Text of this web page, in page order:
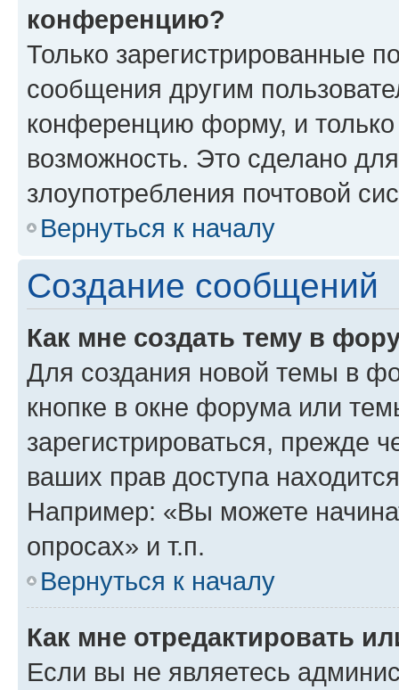
конференцию?
Только зарегистрированные
сообщения другим
конференцию форму, и
возможность. Это сделано
злоупотребления почтовой
Вернуться к началу
Создание сообщений
Как мне создать тему в
Для создания новой темы в
кнопке в окне форума или
зарегистрироваться, прежде
ваших прав доступа
Например: «Вы можете
опросах» и т.п.
Вернуться к началу
Как мне отредактировать
Если вы не являетесь